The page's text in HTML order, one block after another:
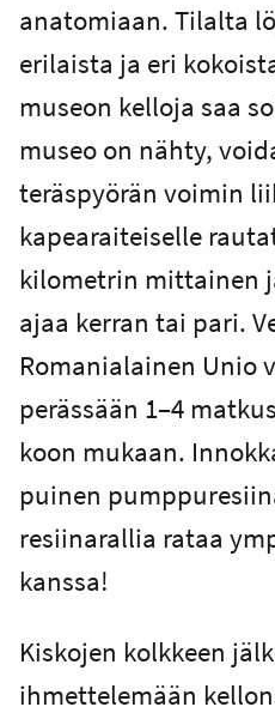
anatomiaan. Tilalta
erilaista ja eri
museon kelloja saa
museo on nähty,
teräspyörän voimin
kapearaiteiselle
kilometrin mittainen
ajaa kerran tai pari.
Romanialainen Unio
perässään 1–4
koon mukaan.
puinen
resiinarallia rataa
kanssa!
Kiskojen kolkkeen
ihmettelemään